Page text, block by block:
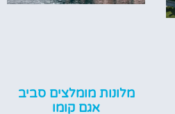
מלונות מומלצים סביב
אגם קומו